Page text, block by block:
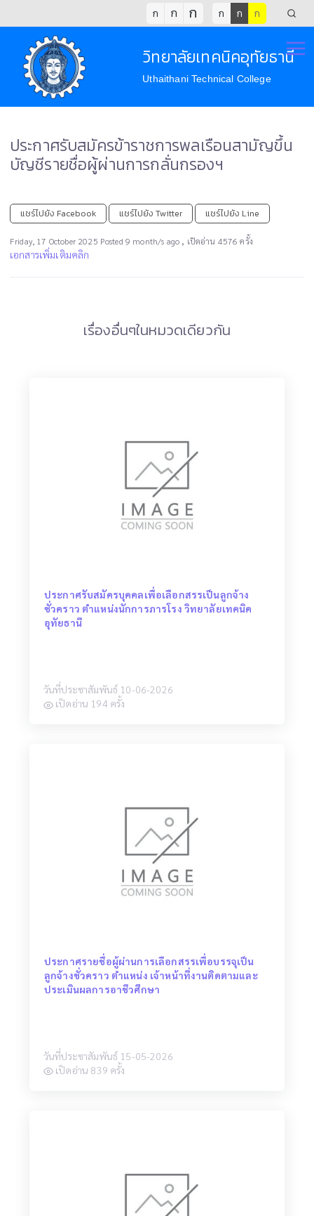
ก ก ก ก ก ก
วิทยาลัยเทคนิคอุทัยธานี
Uthaithani Technical College
ประกาศรับสมัครข้าราชการพลเรือนสามัญขึ้น
บัญชีรายชื่อผู้ผ่านการกลั่นกรองฯ
แชร์ไปยัง Facebook แชร์ไปยัง Twitter แชร์ไปยัง Line
Friday, 17 October 2025 Posted 9 month/s ago เปิดอ่าน 4576 ครั้ง
เอกสารเพิ่มเติมคลิก
เรื่องอื่นๆในหมวดเดียวกัน
ประกาศรับสมัครบุคคลเพื่อเลือกสรรเป็นลูกจ้าง
ชั่วคราว ตำแหน่งนักการภารโรง วิทยาลัยเทคนิค
อุทัยธานี
วันที่ประชาสัมพันธ์ 10-06-2026
เปิดอ่าน 194 ครั้ง
ประกาศรายชื่อผู้ผ่านการเลือกสรรเพื่อบรรจุเป็น
ลูกจ้างชั่วคราว ตำแหน่ง เจ้าหน้าที่งานติดตามและ
ประเมินผลการอาชีวศึกษา
วันที่ประชาสัมพันธ์ 15-05-2026
เปิดอ่าน 839 ครั้ง